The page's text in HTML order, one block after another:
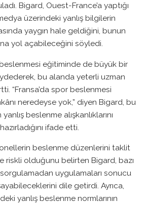
Bigard, Ouest-France’a yaptığı
üzerindeki yanlış bilgilerin
yaygın hale geldiğini, bunun
yol açabileceğini söyledi.
eğitiminde de büyük bir
bu alanda yeterli uzman
“Fransa’da spor beslenmesi
neredeyse yok,” diyen Bigard, bu
beslenme alışkanlıklarını
ifade etti.
beslenme düzenlerini taklit
riskli olduğunu belirten Bigard, bazı
uygulamaları sonucu
dile getirdi. Ayrıca,
yanlış beslenme normlarının